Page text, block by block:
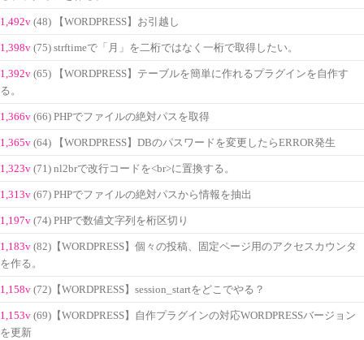
1,492v (48) 【WORDPRESS】お引越し
1,398v (75) strftimeで「月」を二桁ではなく一桁で取得したい。
1,392v (65) 【WORDPRESS】テーブルを簡単に作れるプラグインを自作す
る。
1,366v (66) PHPでファイルの絶対パスを取得
1,365v (64) 【WORDPRESS】DBのパスワードを変更したらERROR発生
1,323v (71) nl2brで改行コードを<br>に置換する。
1,313v (67) PHPでファイルの絶対パスから情報を抽出
1,197v (74) PHPで数値文字列を桁区切り
1,183v (82)【WORDPRESS】個々の投稿、固定ページ用のアクセスカウンタ
を作る。
1,158v (72)【WORDPRESS】session_startをどこでやる？
1,153v (69)【WORDPRESS】自作プラグインの対応WORDPRESSバージョン
を更新